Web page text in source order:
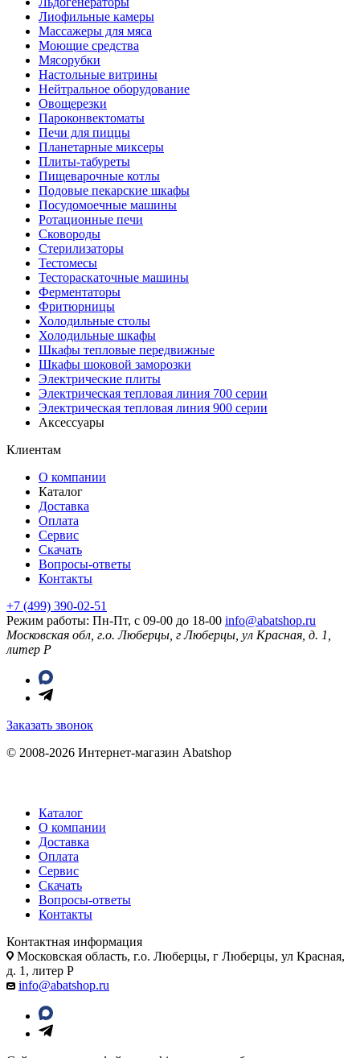
Лиофильные камеры
Массажеры для мяса
Моющие средства
Мясорубки
Настольные витрины
Нейтральное оборудование
Овощерезки
Пароконвектоматы
Печи для пиццы
Планетарные миксеры
Плиты-табуреты
Пищеварочные котлы
Подовые пекарские шкафы
Посудомоечные машины
Ротационные печи
Сковороды
Стерилизаторы
Тестомесы
Тестораскаточные машины
Ферментаторы
Фритюрницы
Холодильные столы
Холодильные шкафы
Шкафы тепловые передвижные
Шкафы шоковой заморозки
Электрические плиты
Электрическая тепловая линия 700 серии
Электрическая тепловая линия 900 серии
Аксессуары
Клиентам
О компании
Каталог
Доставка
Оплата
Сервис
Скачать
Вопросы-ответы
Контакты
+7 (499) 390-02-51
Режим работы: Пн-Пт, с 09-00 до 18-00 info@abatshop.ru
Московская обл, г.о. Люберцы, г Люберцы, ул Красная, д. 1,
литер Р
Заказать звонок
© 2008-2026 Интернет-магазин Abatshop
Каталог
О компании
Доставка
Оплата
Сервис
Скачать
Вопросы-ответы
Контакты
Контактная информация
Московская область, г.о. Люберцы, г Люберцы, ул Красная,
д. 1, литер Р
info@abatshop.ru